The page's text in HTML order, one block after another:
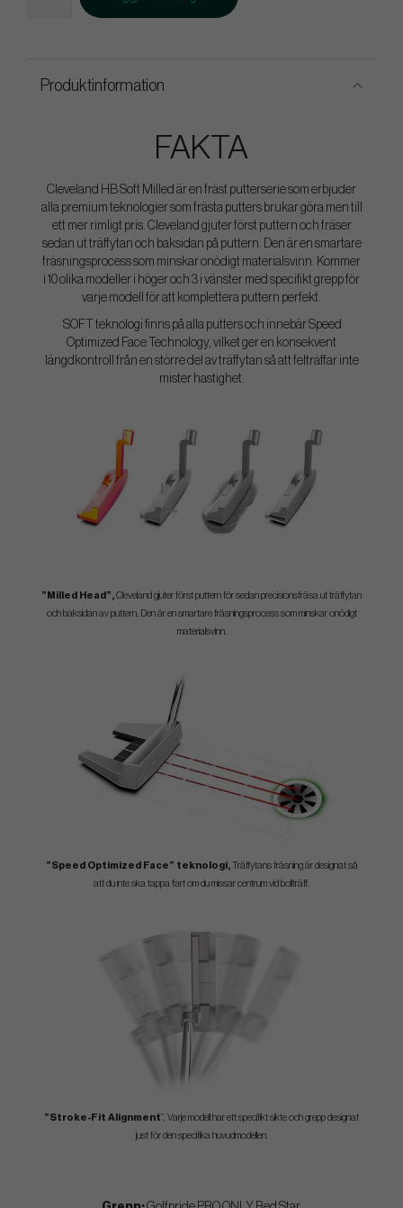
Produktinformation
FAKTA
Cleveland HB Soft Milled är en fräst putterserie som erbjuder
alla premium teknologier som frästa putters brukar göra men till
ett mer rimligt pris. Cleveland gjuter först puttern och fräser
sedan ut träffytan och baksidan på puttern. Den är en smartare
fräsningsprocess som minskar onödigt materialsvinn. Kommer
i 10 olika modeller i höger och 3 i vänster med specifikt grepp för
varje modell för att komplettera puttern perfekt.
SOFT teknologi finns på alla putters och innebär Speed
Optimized Face Technology, vilket ger en konsekvent
längdkontroll från en större del av träffytan så att felträffar inte
mister hastighet.
”Milled Head”, Cleveland gjuter först puttern för sedan precisionsfräsa ut träffytan
och baksidan av puttern. Den är en smartare fräsningsprocess som minskar onödigt
materialsvinn.
”Speed Optimized Face” teknologi, Träffytans fräsning är designat så
att du inte ska tappa fart om du missar centrum vid bollträff.
”Stroke-Fit Alignment”, Varje modell har ett specifikt sikte och grepp designat
just för den specifika huvudmodellen.